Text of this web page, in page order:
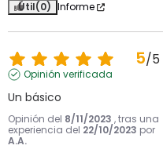
Útil(0) Informe
5/5
Opinión verificada
Un básico
Opinión del 8/11/2023 , tras una
experiencia del 22/10/2023 por
A.A.